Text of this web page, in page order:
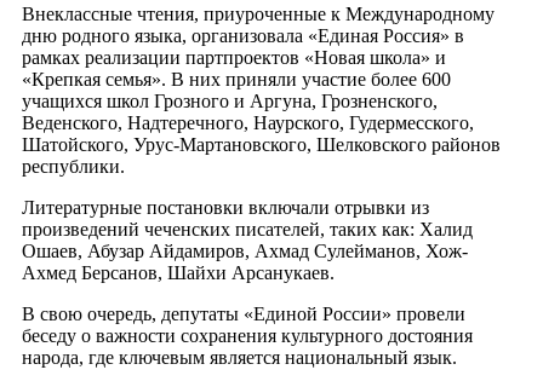
Внеклассные чтения, приуроченные к Международному
дню родного языка, организовала «Единая Россия» в
рамках реализации партпроектов «Новая школа» и
«Крепкая семья». В них приняли участие более 600
учащихся школ Грозного и Аргуна, Грозненского,
Веденского, Надтеречного, Наурского, Гудермесского,
Шатойского, Урус-Мартановского, Шелковского районов
республики.
Литературные постановки включали отрывки из
произведений чеченских писателей, таких как: Халид
Ошаев, Абузар Айдамиров, Ахмад Сулейманов, Хож-
Ахмед Берсанов, Шайхи Арсанукаев.
В свою очередь, депутаты «Единой России» провели
беседу о важности сохранения культурного достояния
народа, где ключевым является национальный язык.